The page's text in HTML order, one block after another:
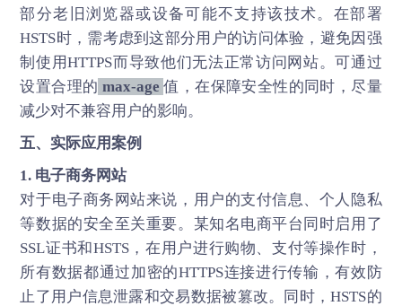
部分老旧浏览器或设备可能不支持该技术。在部署
HSTS时，需考虑到这部分用户的访问体验，避免因强
制使用HTTPS而导致他们无法正常访问网站。可通过
设置合理的 max-age值，在保障安全性的同时，尽量
减少对不兼容用户的影响。
五、实际应用案例
1. 电子商务网站
对于电子商务网站来说，用户的支付信息、个人隐私
等数据的安全至关重要。某知名电商平台同时启用了
SSL证书和HSTS，在用户进行购物、支付等操作时，
所有数据都通过加密的HTTPS连接进行传输，有效防
止了用户信息泄露和交易数据被篡改。同时，HSTS的